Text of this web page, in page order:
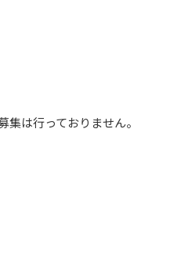
は行っておりません。